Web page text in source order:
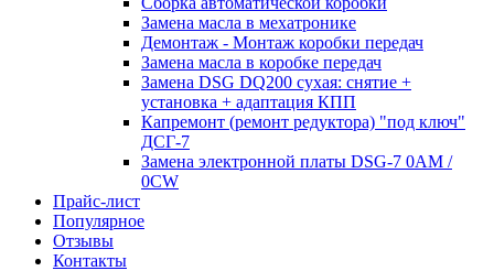
Замена масла в мехатронике
Демонтаж - Монтаж коробки передач
Замена масла в коробке передач
Замена DSG DQ200 сухая: снятие +
установка + адаптация КПП
Капремонт (ремонт редуктора) "под ключ"
ДСГ-7
Замена электронной платы DSG-7 0AM /
0CW
Прайс-лист
Популярное
Отзывы
Контакты